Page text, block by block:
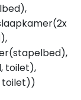
toilet),
toilet))